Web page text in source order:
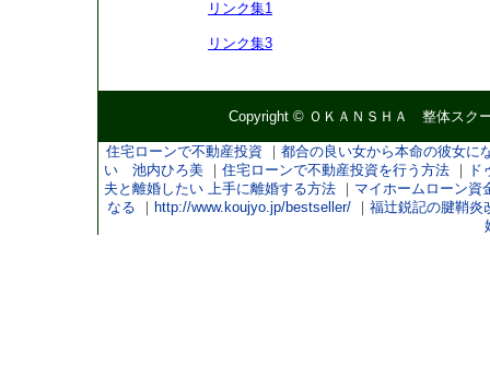
リンク集1
リンク集3
Copyright © ＯＫＡＮＳＨＡ 整体ス
住宅ローンで不動産投資 ｜ 都合の良い女から本命の彼女に
い 池内ひろ美｜ 住宅ローンで不動産投資を行う方法｜
ド
夫と離婚したい 上手に離婚する方法 ｜ マイホームローン資
なる ｜ http://www.koujyo.jp/bestseller/｜ 福辻鋭記の腱鞘炎